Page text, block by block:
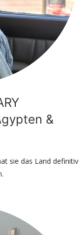
&
sie das Land definitiv